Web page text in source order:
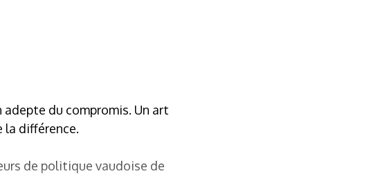
adepte du compromis. Un art
la différence.
de politique vaudoise de